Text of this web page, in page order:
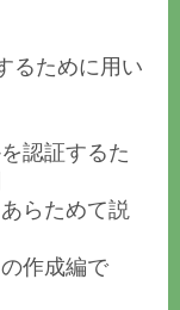
ために用い
認証するた
らためて説
作成編で